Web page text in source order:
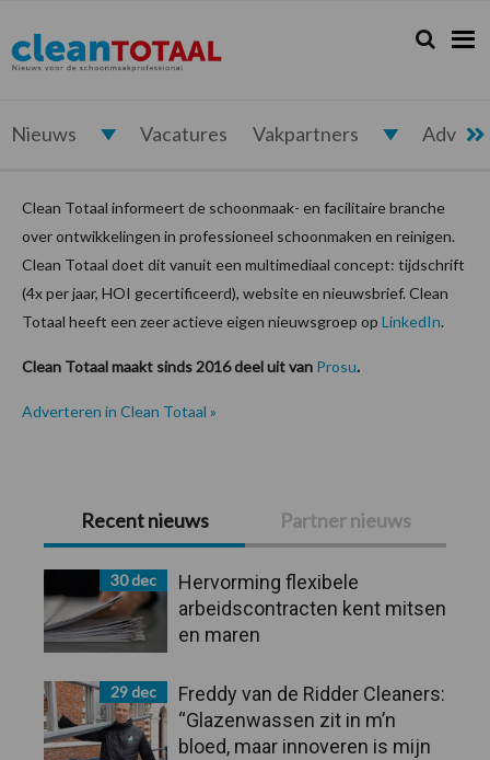
de
hoofdnavigatie
de
hoofd
de
eerste
de
voettekst
Cleantotaal.nl
Het
laatste
voor
schoonmaak
Zoeken...
Zoek
Nieuws Vacatures Vakpartners
Clean Totaal informeert de schoonmaak- en facilitaire branche
over ontwikkelingen in professioneel schoonmaken en reinigen.
Clean Totaal doet dit vanuit een multimediaal concept: tijdschrift
(4x per jaar, HOI gecertificeerd), website en nieuwsbrief. Clean
Totaal heeft een zeer actieve eigen nieuwsgroep op LinkedIn.
Clean Totaal maakt sinds 2016 deel uit van Prosu.
Adverteren in Clean Totaal »
Primaire
Sidebar
Recent nieuws Partner nieuws
30 dec
Hervorming flexibele
arbeidscontracten kent mitsen
en maren
29 dec
Freddy van de Ridder Cleaners:
“Glazenwassen zit in m’n
bloed, maar innoveren is mijn